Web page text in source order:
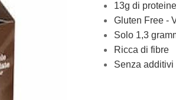
13g di proteine
Gluten Free -
Solo 1,3
Ricca di fibre
Senza additivi